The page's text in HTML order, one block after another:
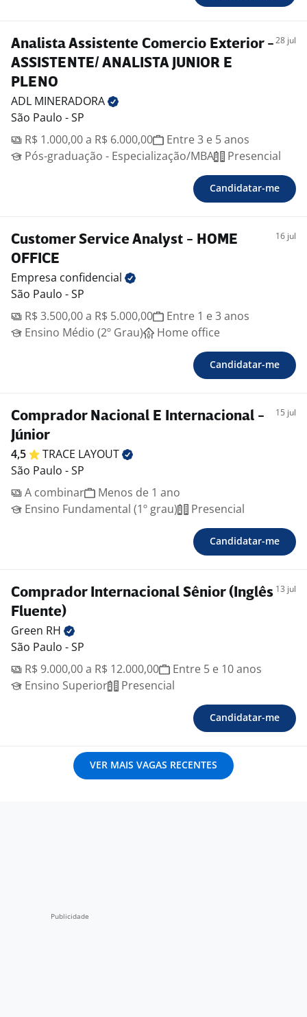
Analista Assistente Comercio Exterior -
ASSISTENTE/ ANALISTA JUNIOR E
PLENO
28 jul
ADL MINERADORA
São Paulo - SP
R$ 1.000,00 a R$ 6.000,00
Entre 3 e 5 anos
Pós-graduação - Especialização/MBA
Presencial
Candidatar-me
Customer Service Analyst - HOME
OFFICE
16 jul
Empresa confidencial
São Paulo - SP
R$ 3.500,00 a R$ 5.000,00
Entre 1 e 3 anos
Ensino Médio (2º Grau)
Home office
Candidatar-me
Comprador Nacional E Internacional -
Júnior
15 jul
4,5 TRACE LAYOUT
São Paulo - SP
A combinar
Menos de 1 ano
Ensino Fundamental (1º grau)
Presencial
Candidatar-me
Comprador Internacional Sênior (Inglês
Fluente)
13 jul
Green RH
São Paulo - SP
R$ 9.000,00 a R$ 12.000,00
Entre 5 e 10 anos
Ensino Superior
Presencial
Candidatar-me
VER MAIS VAGAS RECENTES